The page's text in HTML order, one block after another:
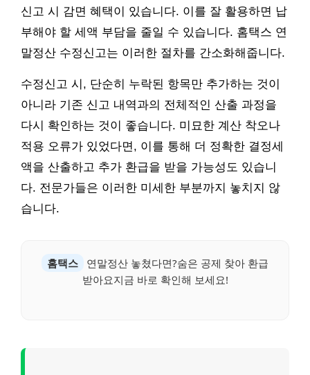
신고 시 감면 혜택이 있습니다. 이를 잘 활용하면 납
부해야 할 세액 부담을 줄일 수 있습니다. 홈택스 연
말정산 수정신고는 이러한 절차를 간소화해줍니다.
수정신고 시, 단순히 누락된 항목만 추가하는 것이
아니라 기존 신고 내역과의 전체적인 산출 과정을
다시 확인하는 것이 좋습니다. 미묘한 계산 착오나
적용 오류가 있었다면, 이를 통해 더 정확한 결정세
액을 산출하고 추가 환급을 받을 가능성도 있습니
다. 전문가들은 이러한 미세한 부분까지 놓치지 않
습니다.
홈택스
연말정산 놓쳤다면?숨은 공제 찾아 환급
받아요지금 바로 확인해 보세요!